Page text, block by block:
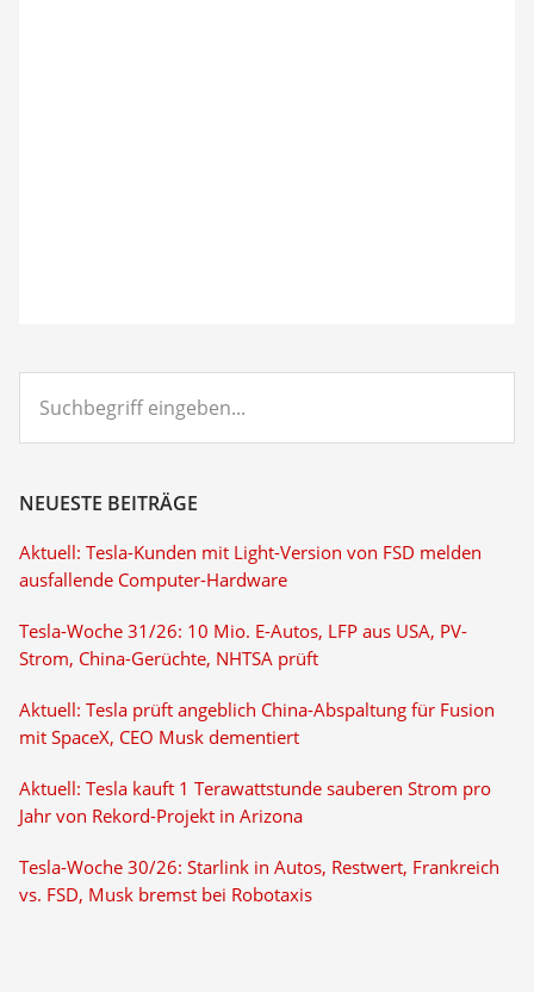
eingeben...
NEUESTE BEITRÄGE
Aktuell: Tesla-Kunden mit Light-Version von FSD melden
ausfallende Computer-Hardware
Tesla-Woche 31/26: 10 Mio. E-Autos, LFP aus USA, PV-
Strom, China-Gerüchte, NHTSA prüft
Aktuell: Tesla prüft angeblich China-Abspaltung für Fusion
mit SpaceX, CEO Musk dementiert
Aktuell: Tesla kauft 1 Terawattstunde sauberen Strom pro
Jahr von Rekord-Projekt in Arizona
Tesla-Woche 30/26: Starlink in Autos, Restwert, Frankreich
vs. FSD, Musk bremst bei Robotaxis